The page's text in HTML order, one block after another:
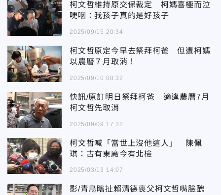
柯文哲維持原交保裁定 柯媽喜極而泣
哽咽：我孩子真的是好孩子
2025/09/15 20:34
柯文哲原定今早去祭拜柯爸 但遭柯媽
以農曆７月取消！
2025/09/10 08:32
快訊/原訂明日祭拜柯爸 適逢農曆7月
柯文哲先取消
2025/09/09 17:32
柯文哲喊「當世上沒他這人」 陳佩
琪：古有東廠今有北檢
2025/03/13 14:07
影/青鳥瞎扯賴清德喪父柯文哲嘴臉醜